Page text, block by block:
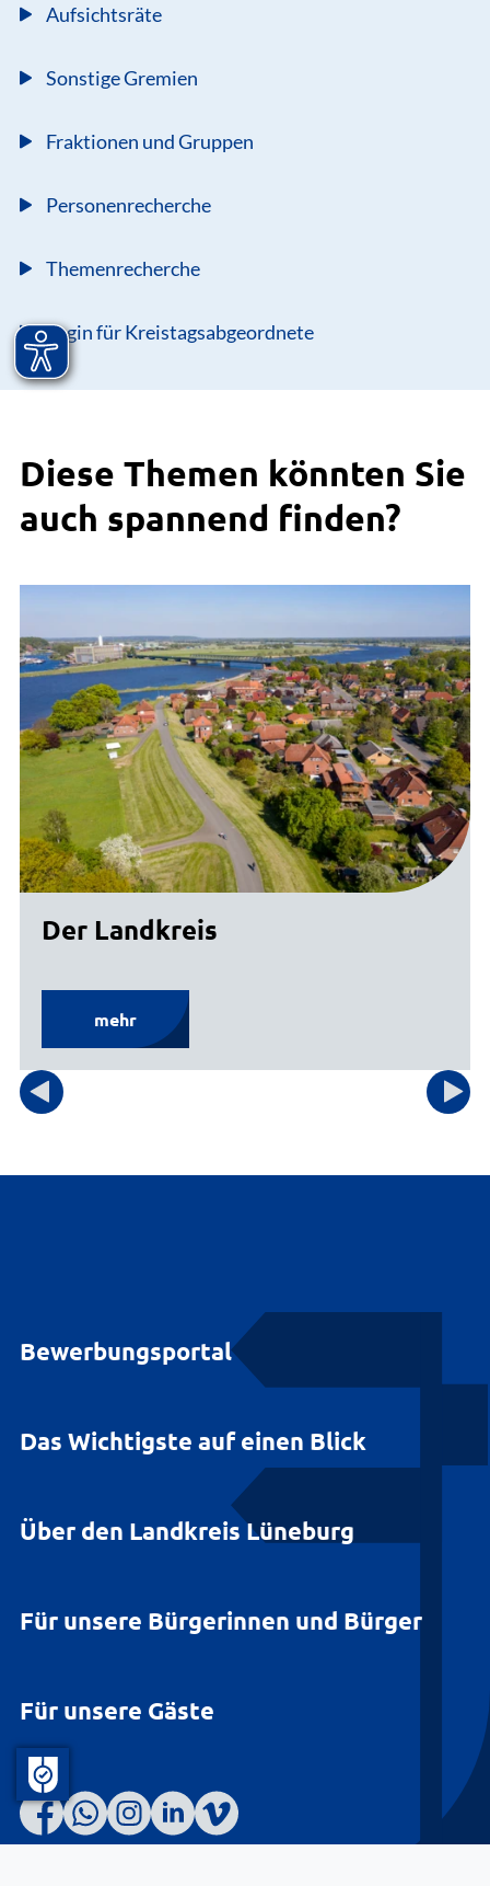
Aufsichtsräte
Sonstige Gremien
Fraktionen und Gruppen
Personenrecherche
Themenrecherche
Login für Kreistagsabgeordnete
Diese Themen könnten Sie
auch spannend finden?
Der Landkreis
mehr
Bewerbungsportal
Das Wichtigste auf einen Blick
Über den Landkreis Lüneburg
Für unsere Bürgerinnen und Bürger
Für unsere Gäste